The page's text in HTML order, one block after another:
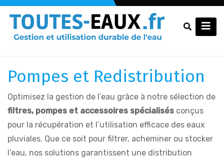
Pompes et Redistribution
Optimisez la gestion de l’eau grâce à notre sélection de
filtres, pompes et accessoires spécialisés conçus
pour la récupération et l’utilisation efficace des eaux
pluviales. Que ce soit pour filtrer, acheminer ou stocker
l’eau, nos solutions garantissent une distribution